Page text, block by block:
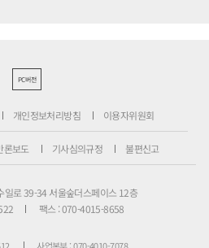
PC버전
개인정보처리방침 이용자위원회
론보도 기사심의규정 불편신고
일로 39-34 서울숲더스페이스 12층
팩스 : 070-4015-8658